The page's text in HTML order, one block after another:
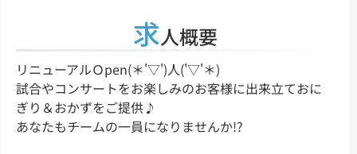
求人概要
リニューアルＯpen(＊'▽')人('▽'＊)
試合やコンサートをお楽しみのお客様に出来立ておに
ぎり＆おかずをご提供♪
あなたもチームの一員になりませんか!?